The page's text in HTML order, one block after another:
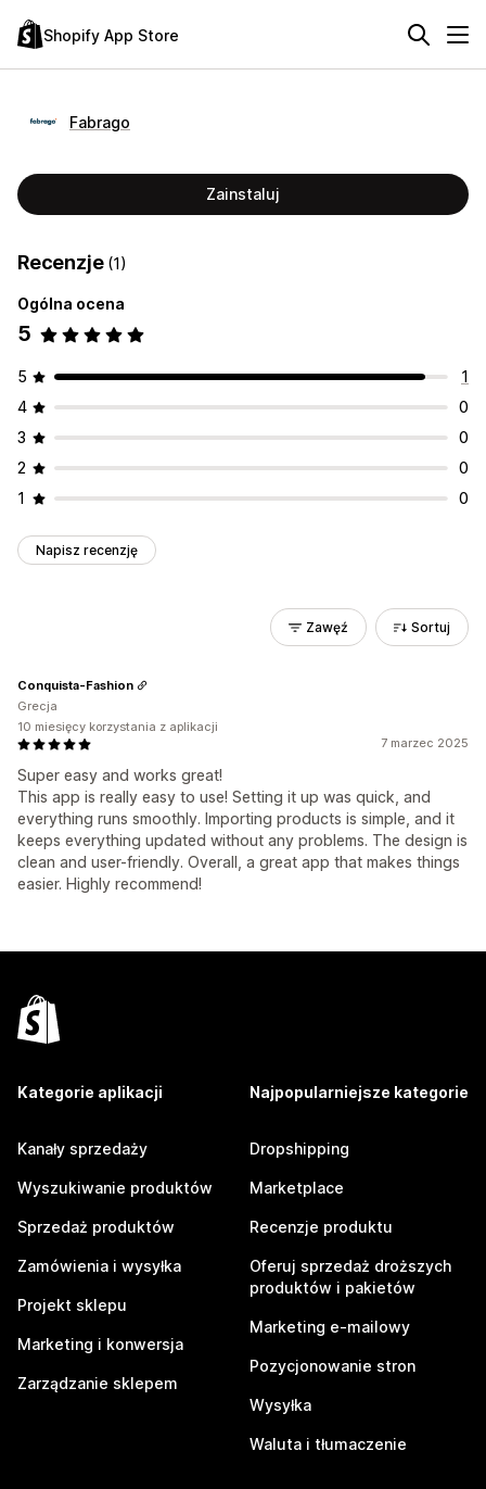
Shopify App Store
Fabrago
Zainstaluj
Recenzje (1)
Ogólna ocena
5
5
1
4
0
3
0
2
0
1
0
Napisz recenzję
Zawęź Sortuj
7 marzec 2025
Super easy and works great!
This app is really easy to use! Setting it up was quick, and
everything runs smoothly. Importing products is simple, and it
keeps everything updated without any problems. The design is
clean and user-friendly. Overall, a great app that makes things
easier. Highly recommend!
Conquista-Fashion
Grecja
10 miesięcy korzystania z aplikacji
Kategorie aplikacji
Kanały sprzedaży
Wyszukiwanie produktów
Sprzedaż produktów
Zamówienia i wysyłka
Projekt sklepu
Marketing i konwersja
Zarządzanie sklepem
Najpopularniejsze kategorie
Dropshipping
Marketplace
Recenzje produktu
Oferuj sprzedaż droższych
produktów i pakietów
Marketing e-mailowy
Pozycjonowanie stron
Wysyłka
Waluta i tłumaczenie